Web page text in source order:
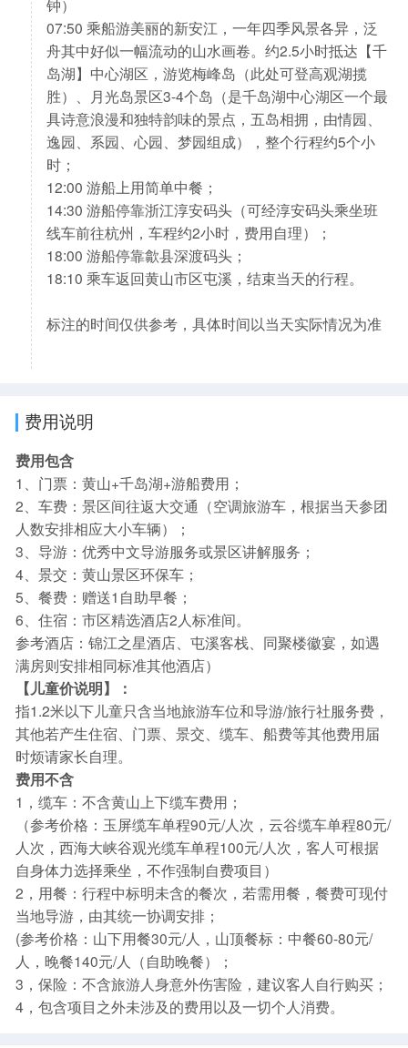
钟）
07:50 乘船游美丽的新安江，一年四季风景各异，泛
舟其中好似一幅流动的山水画卷。约2.5小时抵达【千
岛湖】中心湖区，游览梅峰岛（此处可登高观湖揽
胜）、月光岛景区3-4个岛（是千岛湖中心湖区一个最
具诗意浪漫和独特韵味的景点，五岛相拥，由情园、
逸园、系园、心园、梦园组成），整个行程约5个小
时；
12:00 游船上用简单中餐；
14:30 游船停靠浙江淳安码头（可经淳安码头乘坐班
线车前往杭州，车程约2小时，费用自理）；
18:00 游船停靠歙县深渡码头；
18:10 乘车返回黄山市区屯溪，结束当天的行程。
标注的时间仅供参考，具体时间以当天实际情况为准
费用说明
费用包含
1、门票：黄山+千岛湖+游船费用；
2、车费：景区间往返大交通（空调旅游车，根据当天参团
人数安排相应大小车辆）；
3、导游：优秀中文导游服务或景区讲解服务；
4、景交：黄山景区环保车；
5、餐费：赠送1自助早餐；
6、住宿：市区精选酒店2人标准间。
参考酒店：锦江之星酒店、屯溪客栈、同聚楼徽宴，如遇
满房则安排相同标准其他酒店）
【儿童价说明】：
指1.2米以下儿童只含当地旅游车位和导游/旅行社服务费，
其他若产生住宿、门票、景交、缆车、船费等其他费用届
时烦请家长自理。
费用不含
1，缆车：不含黄山上下缆车费用；
（参考价格：玉屏缆车单程90元/人次，云谷缆车单程80元/
人次，西海大峡谷观光缆车单程100元/人次，客人可根据
自身体力选择乘坐，不作强制自费项目）
2，用餐：行程中标明未含的餐次，若需用餐，餐费可现付
当地导游，由其统一协调安排；
(参考价格：山下用餐30元/人，山顶餐标：中餐60-80元/
人，晚餐140元/人（自助晚餐）；
3，保险：不含旅游人身意外伤害险，建议客人自行购买；
4，包含项目之外未涉及的费用以及一切个人消费。